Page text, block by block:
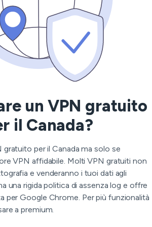
un VPN gratuito
il Canada?
gratuito per il Canada ma solo se
VPN affidabile. Molti VPN gratuiti non
e venderanno i tuoi dati agli
una rigida politica di assenza log e offre
per Google Chrome. Per più funzionalità
a premium.